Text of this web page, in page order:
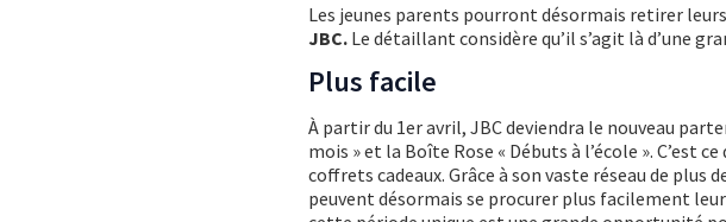
Les jeunes parents pourront désormais retirer
JBC. Le détaillant considère qu’il s’agit là d’une
Plus facile
À partir du 1er avril, JBC deviendra le nouveau
mois » et la Boîte Rose « Débuts à l’école ». C’est
coffrets cadeaux. Grâce à son vaste réseau de plus
peuvent désormais se procurer plus facilement